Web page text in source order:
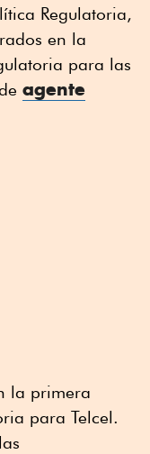
Regulatoria,
en la
para las
agente
la primera
para Telcel.